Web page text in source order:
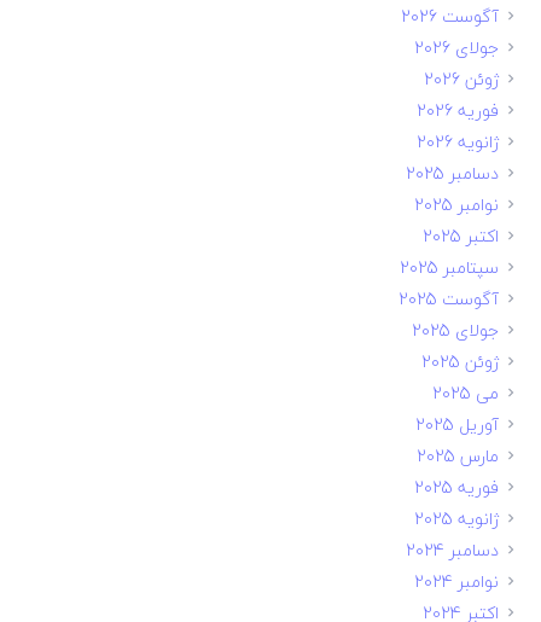
آگوست 2026
جولای 2026
ژوئن 2026
فوریه 2026
ژانویه 2026
دسامبر 2025
نوامبر 2025
اکتبر 2025
سپتامبر 2025
آگوست 2025
جولای 2025
ژوئن 2025
می 2025
آوریل 2025
مارس 2025
فوریه 2025
ژانویه 2025
دسامبر 2024
نوامبر 2024
اکتبر 2024